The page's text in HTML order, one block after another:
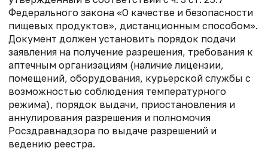
Федерального закона «О качестве и безопасности
пищевых продуктов», дистанционным способом».
Документ должен установить порядок подачи
заявления на получение разрешения, требования к
аптечным организациям (наличие лицензии,
помещений, оборудования, курьерской службы с
возможностью соблюдения температурного
режима), порядок выдачи, приостановления и
аннулирования разрешения и полномочия
Росздравнадзора по выдаче разрешений и
ведению реестра.